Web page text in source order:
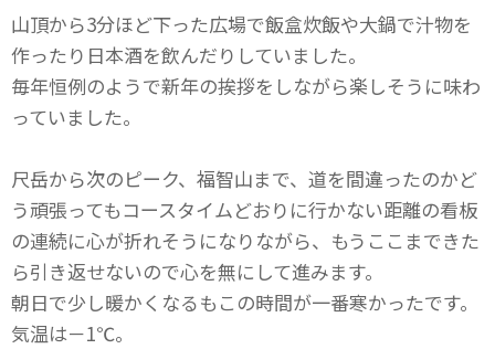
山頂から3分ほど下った広場で飯盒炊飯や大鍋で汁物を
作ったり日本酒を飲んだりしていました。
毎年恒例のようで新年の挨拶をしながら楽しそうに味わ
っていました。
尺岳から次のピーク、福智山まで、道を間違ったのかど
う頑張ってもコースタイムどおりに行かない距離の看板
の連続に心が折れそうになりながら、もうここまできた
ら引き返せないので心を無にして進みます。
朝日で少し暖かくなるもこの時間が一番寒かったです。
気温は－1℃。